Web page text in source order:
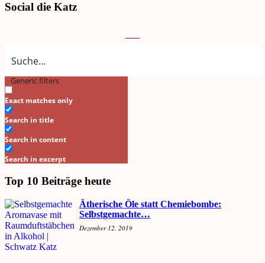
Social die Katz
Generic filters
Exact matches only
Search in title
Search in content
Search in excerpt
Top 10 Beiträge heute
Ätherische Öle statt Chemiebombe:
Selbstgemachte…
Dezember 12, 2019